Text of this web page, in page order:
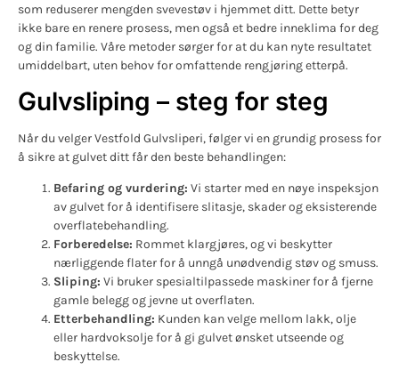
som reduserer mengden svevestøv i hjemmet ditt. Dette betyr
ikke bare en renere prosess, men også et bedre inneklima for deg
og din familie. Våre metoder sørger for at du kan nyte resultatet
umiddelbart, uten behov for omfattende rengjøring etterpå.
Gulvsliping – steg for steg
Når du velger Vestfold Gulvsliperi, følger vi en grundig prosess for
å sikre at gulvet ditt får den beste behandlingen:
Befaring og vurdering: Vi starter med en nøye inspeksjon
av gulvet for å identifisere slitasje, skader og eksisterende
overflatebehandling.
Forberedelse: Rommet klargjøres, og vi beskytter
nærliggende flater for å unngå unødvendig støv og smuss.
Sliping: Vi bruker spesialtilpassede maskiner for å fjerne
gamle belegg og jevne ut overflaten.
Etterbehandling: Kunden kan velge mellom lakk, olje
eller hardvoksolje for å gi gulvet ønsket utseende og
beskyttelse.